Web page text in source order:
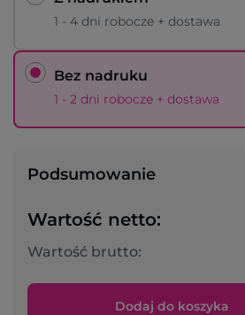
1 - 4 dni robocze + dostawa
Bez nadruku
1 - 2 dni robocze + dostawa
Podsumowanie
Wartość netto:
Wartość brutto:
Dodaj do koszyka